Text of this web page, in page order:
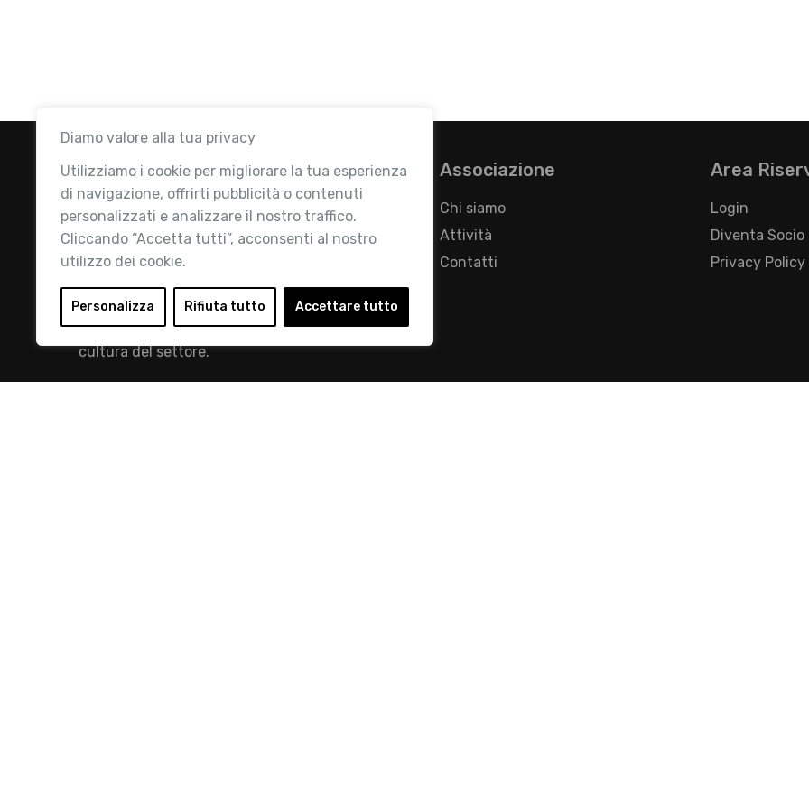
Diamo valore alla tua privacy
Utilizziamo i cookie per migliorare la tua esperienza
di navigazione, offrirti pubblicità o contenuti
personalizzati e analizzare il nostro traffico.
Cliccando “Accetta tutti”, acconsenti al nostro
utilizzo dei cookie.
Personalizza Rifiuta tutto Accettare tutto
Retail Institute Italy è l’Associazione di
riferimento per l'Ecosistema Retail: la nostra
mission è quella di promuovere lo sviluppo e la
cultura del settore.
Associazione
Chi siamo
Attività
Contatti
Area
Login
Diventa Socio
Privacy Policy